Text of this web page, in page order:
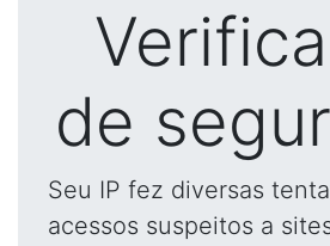
de
Seu IP fez diversas
acessos suspeitos a